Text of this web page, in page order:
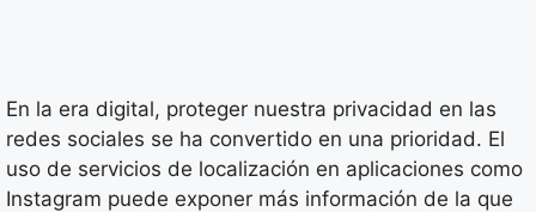
En la era digital, proteger nuestra privacidad en las
redes sociales se ha convertido en una prioridad. El
uso de servicios de localización en aplicaciones como
Instagram puede exponer más información de la que